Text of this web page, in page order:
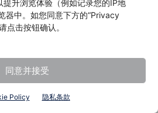
升浏览体验（例如记录您的IP地
器中。如您同意下方的“Privacy
点击按钮确认。
同意并接受
Policy 隐私条款
©